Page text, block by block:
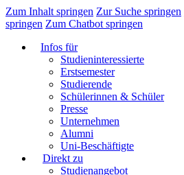
Zum Inhalt springen Zur Suche springen
springen Zum Chatbot springen
Infos für
Studieninteressierte
Erstsemester
Studierende
Schülerinnen & Schüler
Presse
Unternehmen
Alumni
Uni-Beschäftigte
Direkt zu
Studienangebot